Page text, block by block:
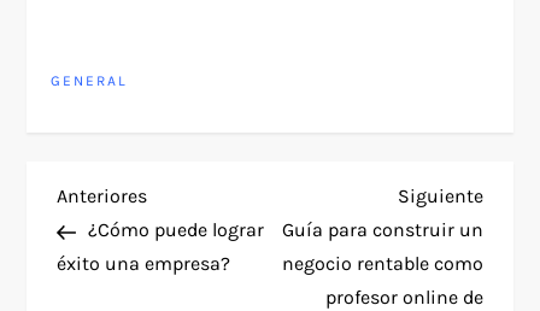
GENERAL
N
a
Entrada
anterior
Anteriores
¿Cómo puede lograr
éxito una empresa?
Siguiente
Guía para construir un
negocio rentable como
profesor online de